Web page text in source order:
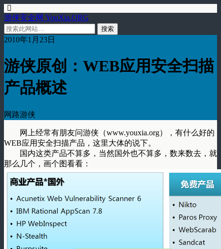
游侠安全网 YouXia.ORG
2010年1月23日
游侠原创：WEB应用安全扫描
产品概述
网路游侠
网上经常有朋友问游侠（www.youxia.org），有什么好的
WEB应用安全扫描产品，这里大体的说下。
国内这类产品不算多，当然国外也不算多，数来数去，就
那么几个，画个图看看：